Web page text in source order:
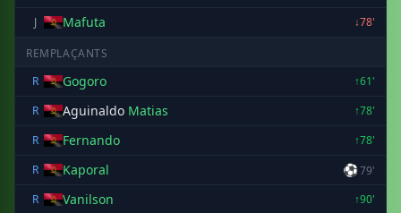
J
Mafuta ↓78'
REMPLAÇANTS
R
Gogoro
↑61'
R
Aguinaldo Matias
↑78'
R
Fernando
↑78'
R
Kaporal ⚽79'
R
Vanilson
↑90'